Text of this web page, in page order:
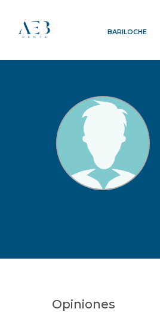
BARILOCHE
Opiniones